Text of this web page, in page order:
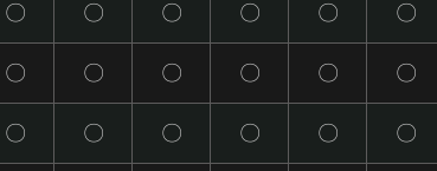
〇 〇 〇 〇 〇 〇
〇 〇 〇 〇 〇 〇
〇 〇 〇 〇 〇 〇